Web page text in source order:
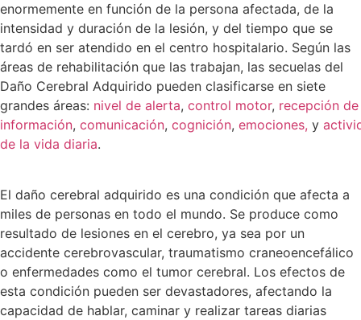
enormemente en función de la persona afectada, de la
intensidad y duración de la lesión, y del tiempo que se
tardó en ser atendido en el centro hospitalario. Según las
áreas de rehabilitación que las trabajan, las secuelas del
Daño Cerebral Adquirido pueden clasificarse en siete
grandes áreas: nivel de alerta, control motor, recepción de
información, comunicación, cognición, emociones, y
de la vida diaria.
El daño cerebral adquirido es una condición que afecta a
miles de personas en todo el mundo. Se produce como
resultado de lesiones en el cerebro, ya sea por un
accidente cerebrovascular, traumatismo craneoencefálico
o enfermedades como el tumor cerebral. Los efectos de
esta condición pueden ser devastadores, afectando la
capacidad de hablar, caminar y realizar tareas diarias